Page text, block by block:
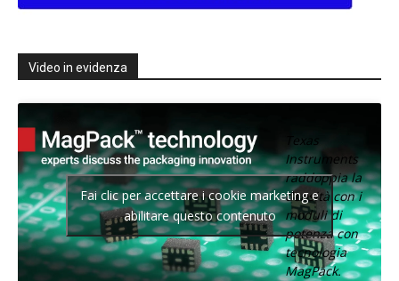
Video in evidenza
Texas
Instruments
raddoppia la
densità con i
moduli di
potenza con
tecnologia
MagPack.
Fai clic per accettare i cookie marketing e
abilitare questo contenuto